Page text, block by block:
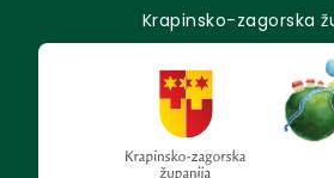
Krapinsko-zagorska